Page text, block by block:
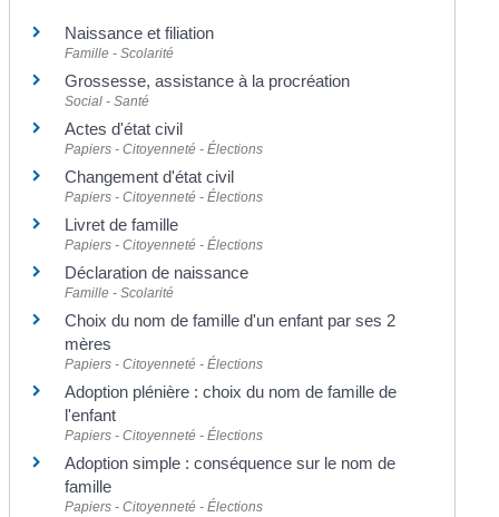
Naissance et filiation
Famille - Scolarité
Grossesse, assistance à la procréation
Social - Santé
Actes d'état civil
Papiers - Citoyenneté - Élections
Changement d'état civil
Papiers - Citoyenneté - Élections
Livret de famille
Papiers - Citoyenneté - Élections
Déclaration de naissance
Famille - Scolarité
Choix du nom de famille d'un enfant par ses 2
mères
Papiers - Citoyenneté - Élections
Adoption plénière : choix du nom de famille de
l'enfant
Papiers - Citoyenneté - Élections
Adoption simple : conséquence sur le nom de
famille
Papiers - Citoyenneté - Élections